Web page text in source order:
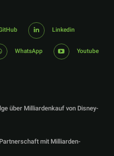
Linkedin
WhatsApp Youtube
über Milliardenkauf von Disney-
mit Milliarden-